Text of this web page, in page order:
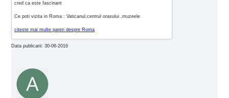
cred ca este fascinant
Ce poti vizita in Roma : Vaticanul,centrul orasului ,muzeele
citeste mai multe pareri despre Roma
Data publicarii: 30-06-2016